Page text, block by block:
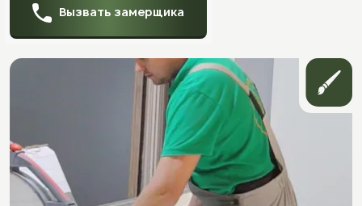
Вызвать замерщика